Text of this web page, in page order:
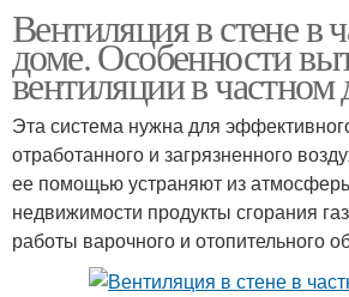
Вентиляция в стене в
доме. Особенности
вентиляции в частном
Эта система нужна для
отработанного и загрязненного
ее помощью устраняют из
недвижимости продукты сгорания
работы варочного и отопительного